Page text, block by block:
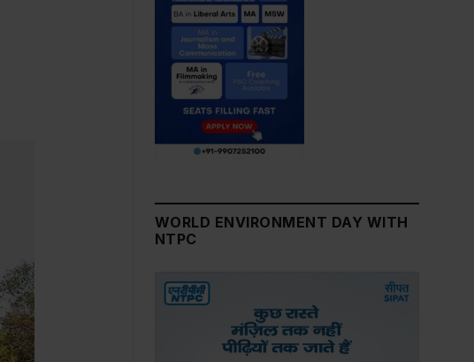
WORLD ENVIRONMENT DAY WITH
NTPC